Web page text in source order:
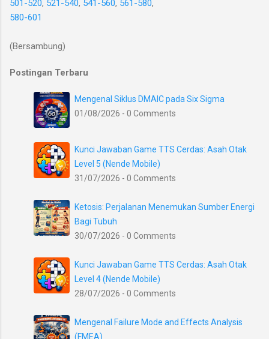
501-520, 521-540, 541-560, 561-580,
580-601
(Bersambung)
Postingan Terbaru
Mengenal Siklus DMAIC pada Six Sigma
01/08/2026 - 0 Comments
Kunci Jawaban Game TTS Cerdas: Asah Otak
Level 5 (Nende Mobile)
31/07/2026 - 0 Comments
Ketosis: Perjalanan Menemukan Sumber Energi
Bagi Tubuh
30/07/2026 - 0 Comments
Kunci Jawaban Game TTS Cerdas: Asah Otak
Level 4 (Nende Mobile)
28/07/2026 - 0 Comments
Mengenal Failure Mode and Effects Analysis
(FMEA)